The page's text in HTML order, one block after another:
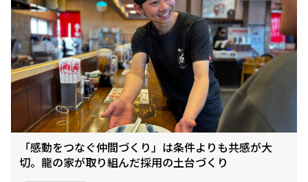
「感動をつなぐ仲間づくり」は条件よりも共感が大
切。龍の家が取り組んだ採用の土台づくり